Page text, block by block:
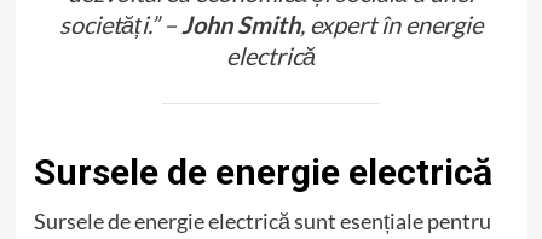
societăți.” –John Smith, expert în energie
electrică
Sursele de energie electrică
Sursele de energie electrică sunt esențiale pentru